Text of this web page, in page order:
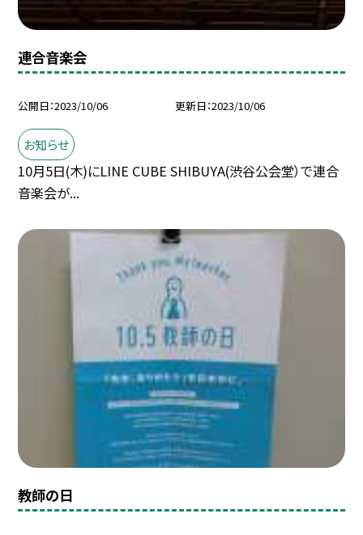
連合音楽会
公開日 2023/10/06 更新日 2023/10/06
お知らせ
10月5日(木)にLINE CUBE SHIBUYA(渋谷公会堂）で連合
音楽会が...
教師の日